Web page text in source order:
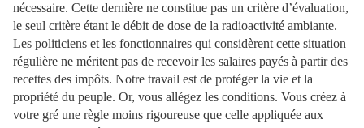
nécessaire. Cette dernière ne constitue pas un critère d’évaluation,
le seul critère étant le débit de dose de la radioactivité ambiante.
Les politiciens et les fonctionnaires qui considèrent cette situation
régulière ne méritent pas de recevoir les salaires payés à partir des
recettes des impôts. Notre travail est de protéger la vie et la
propriété du peuple. Or, vous allégez les conditions. Vous créez à
votre gré une règle moins rigoureuse que celle appliquée aux